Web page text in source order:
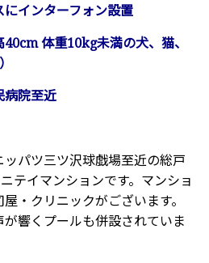
インターフォン設置
体重10kg未満の犬、猫、
病院至近
ッパツ三ツ沢球戯場至近の総戸
テイマンションです。マンショ
・クリニックがございます。
響くプールも併設されていま